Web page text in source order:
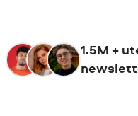
1.5M +